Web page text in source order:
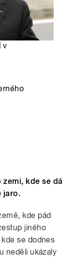
v
kde se dá
jaro.
kde pád
jiného
se dodnes
neděli ukázaly